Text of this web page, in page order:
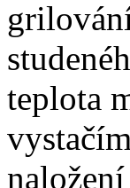
teplota